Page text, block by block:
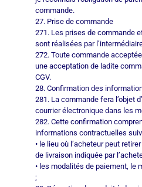
commande.
27. Prise de commande
271. Les prises de commande
sont réalisées par
272. Toute commande
une acceptation de ladite
CGV.
28. Confirmation des
281. La commande fera l’objet
courrier électronique dans les
282. Cette confirmation
informations contractuelles
• le lieu où l’acheteur peut
de livraison indiquée par
• les modalités de paiement, le
;